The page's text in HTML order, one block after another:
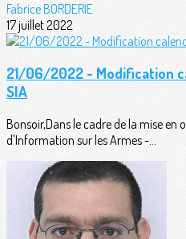
Fabrice BORDERIE
17 juillet 2022
21/06/2022 - Modification
SIA
Bonsoir,Dans le cadre de la mise en
d'Information sur les Armes -...